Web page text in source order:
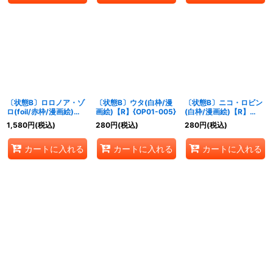
〔状態B〕ロロノア・ゾ
ロ(foil/赤枠/漫画絵)
【SR】{ST01-013}
1,580円(税込)
カートに入れる
〔状態B〕ウタ(白枠/漫
画絵)【R】{OP01-005}
280円(税込)
カートに入れる
〔状態B〕ニコ・ロビン
(白枠/漫画絵)【R】
{OP01-017}
280円(税込)
カートに入れる